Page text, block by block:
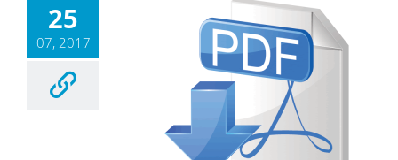
25
07, 2017